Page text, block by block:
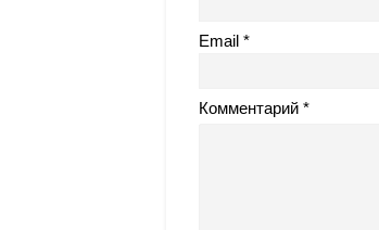
Email
Комментарий